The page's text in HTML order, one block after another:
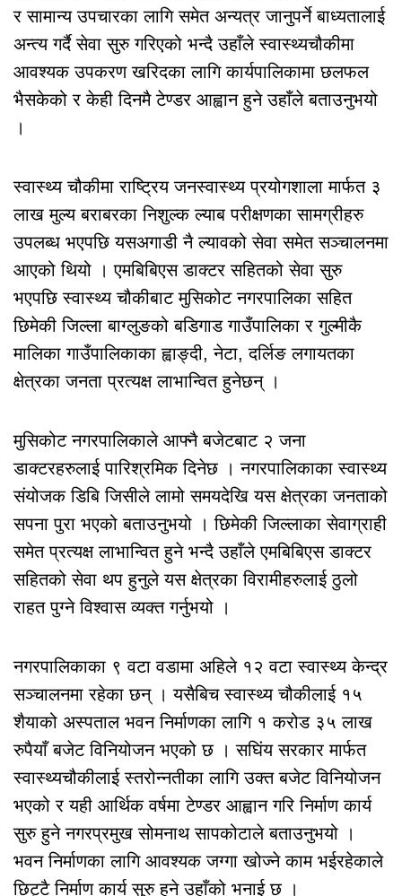
र सामान्य उपचारका लागि समेत अन्यत्र जानुपर्ने बाध्यतालाई
अन्त्य गर्दै सेवा सुरु गरिएको भन्दै उहाँले स्वास्थ्यचौकीमा
आवश्यक उपकरण खरिदका लागि कार्यपालिकामा छलफल
भैसकेको र केही दिनमै टेण्डर आह्वान हुने उहाँले बताउनुभयो
।
स्वास्थ्य चौकीमा राष्ट्रिय जनस्वास्थ्य प्रयोगशाला मार्फत ३
लाख मुल्य बराबरका निशुल्क ल्याब परीक्षणका सामग्रीहरु
उपलब्ध भएपछि यसअगाडी नै ल्यावको सेवा समेत सञ्चालनमा
आएको थियो । एमबिबिएस डाक्टर सहितको सेवा सुरु
भएपछि स्वास्थ्य चौकीबाट मुसिकोट नगरपालिका सहित
छिमेकी जिल्ला बाग्लुङको बडिगाड गाउँपालिका र गुल्मीकै
मालिका गाउँपालिकाका ह्वाङ्दी, नेटा, दर्लिङ लगायतका
क्षेत्रका जनता प्रत्यक्ष लाभान्वित हुनेछन् ।
मुसिकोट नगरपालिकाले आफ्नै बजेटबाट २ जना
डाक्टरहरुलाई पारिश्रमिक दिनेछ । नगरपालिकाका स्वास्थ्य
संयोजक डिबि जिसीले लामो समयदेखि यस क्षेत्रका जनताको
सपना पुरा भएको बताउनुभयो । छिमेकी जिल्लाका सेवाग्राही
समेत प्रत्यक्ष लाभान्वित हुने भन्दै उहाँले एमबिबिएस डाक्टर
सहितको सेवा थप हुनुले यस क्षेत्रका विरामीहरुलाई ठुलो
राहत पुग्ने विश्वास व्यक्त गर्नुभयो ।
नगरपालिकाका ९ वटा वडामा अहिले १२ वटा स्वास्थ्य केन्द्र
सञ्चालनमा रहेका छन् । यसैबिच स्वास्थ्य चौकीलाई १५
शैयाको अस्पताल भवन निर्माणका लागि १ करोड ३५ लाख
रुपैयाँ बजेट विनियोजन भएको छ । सघिंय सरकार मार्फत
स्वास्थ्यचौकीलाई स्तरोन्नतीका लागि उक्त बजेट विनियोजन
भएको र यही आर्थिक वर्षमा टेण्डर आह्वान गरि निर्माण कार्य
सुरु हुने नगरप्रमुख सोमनाथ सापकोटाले बताउनुभयो ।
भवन निर्माणका लागि आवश्यक जग्गा खोज्ने काम भईरहेकाले
छिट्टै निर्माण कार्य सुरु हुने उहाँको भनाई छ ।